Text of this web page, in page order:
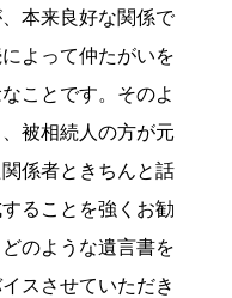
本来良好な関係で
よって仲たがいを
ことです。そのよ
被相続人の方が元
係者ときちんと話
ることを強くお勧
のような遺言書を
スさせていただき